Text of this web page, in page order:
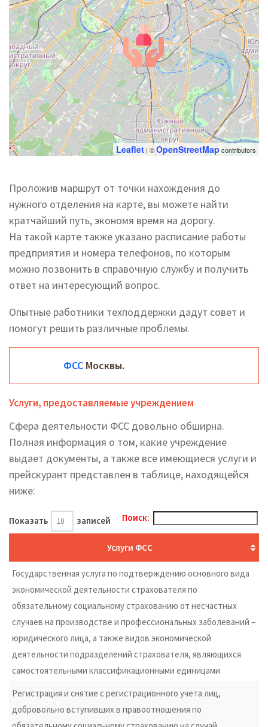
Leaflet | ©OpenStreetMapcontributors
Проложив маршрут от точки нахождения до
нужного отделения на карте, вы можете найти
кратчайший путь, экономя время на дорогу.
На такой карте также указано расписание работы
предприятия и номера телефонов, по которым
можно позвонить в справочную службу и получить
ответ на интересующий вопрос.
Опытные работники техподдержки дадут совет и
помогут решить различные проблемы.
ФСС Москвы.
Услуги, предоставляемые учреждением
Сфера деятельности ФСС довольно обширна.
Полная информация о том, какие учреждение
выдает документы, а также все имеющиеся услуги и
прейскурант представлен в таблице, находящейся
ниже:
Показать записей Поиск:
Услуги ФСС
Государственная услуга по подтверждению основного вида
экономической деятельности страхователя по
обязательному социальному страхованию от несчастных
случаев на производстве и профессиональных заболеваний –
юридического лица, а также видов экономической
деятельности подразделений страхователя, являющихся
самостоятельными классификационными единицами
Регистрация и снятие с регистрационного учета лиц,
добровольно вступивших в правоотношения по